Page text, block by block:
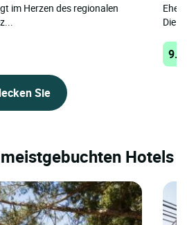
im Herzen des regionalen
Sie
Die
Hotels